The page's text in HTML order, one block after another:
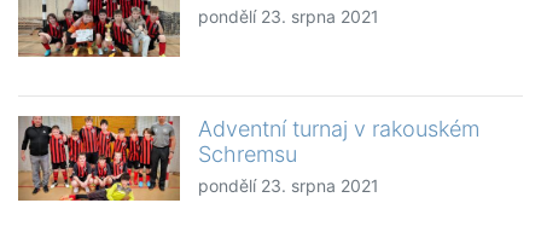
pondělí 23. srpna 2021
Adventní turnaj v rakouském
Schremsu
pondělí 23. srpna 2021